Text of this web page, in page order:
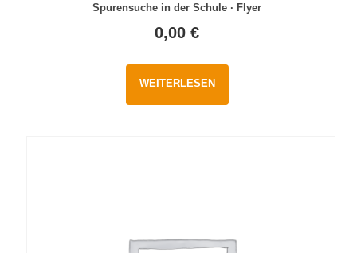
Spurensuche in der Schule · Flyer
0,00€
WEITERLESEN